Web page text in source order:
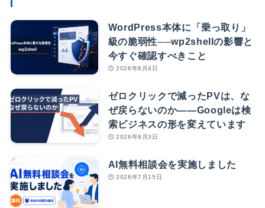
WordPress本体に「乗っ取り」
級の脆弱性──wp2shellの影響と
今すぐ確認すべきこと
2026年8月4日
ゼロクリックで減ったPVは、な
ぜ戻らないのか――Googleは検
索ビジネスの形を変えています
2026年8月3日
AI無料相談会を実施しました
2026年7月15日